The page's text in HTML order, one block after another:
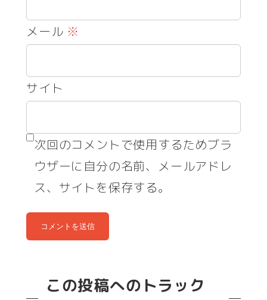
メール ※
サイト
次回のコメントで使用するためブラ
ウザーに自分の名前、メールアドレ
ス、サイトを保存する。
この投稿へのトラック